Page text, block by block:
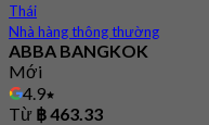
Thái
Nhà hàng thông thường
ABBA BANGKOK
Mới
4.9
Từ ฿ 463.33